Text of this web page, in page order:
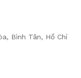
Bình Tân, Hồ Chí